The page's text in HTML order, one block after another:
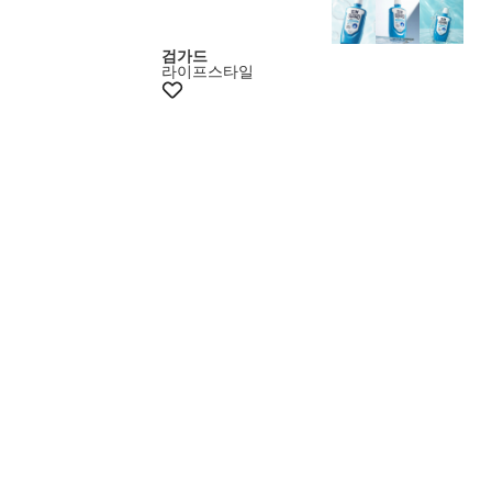
검가드
라이프스타일